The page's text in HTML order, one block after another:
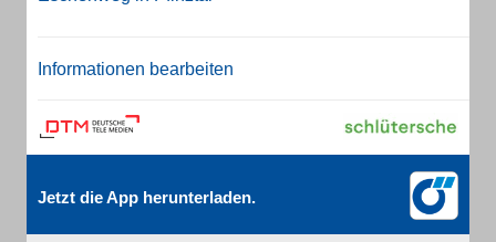
Informationen bearbeiten
Jetzt die App herunterladen.